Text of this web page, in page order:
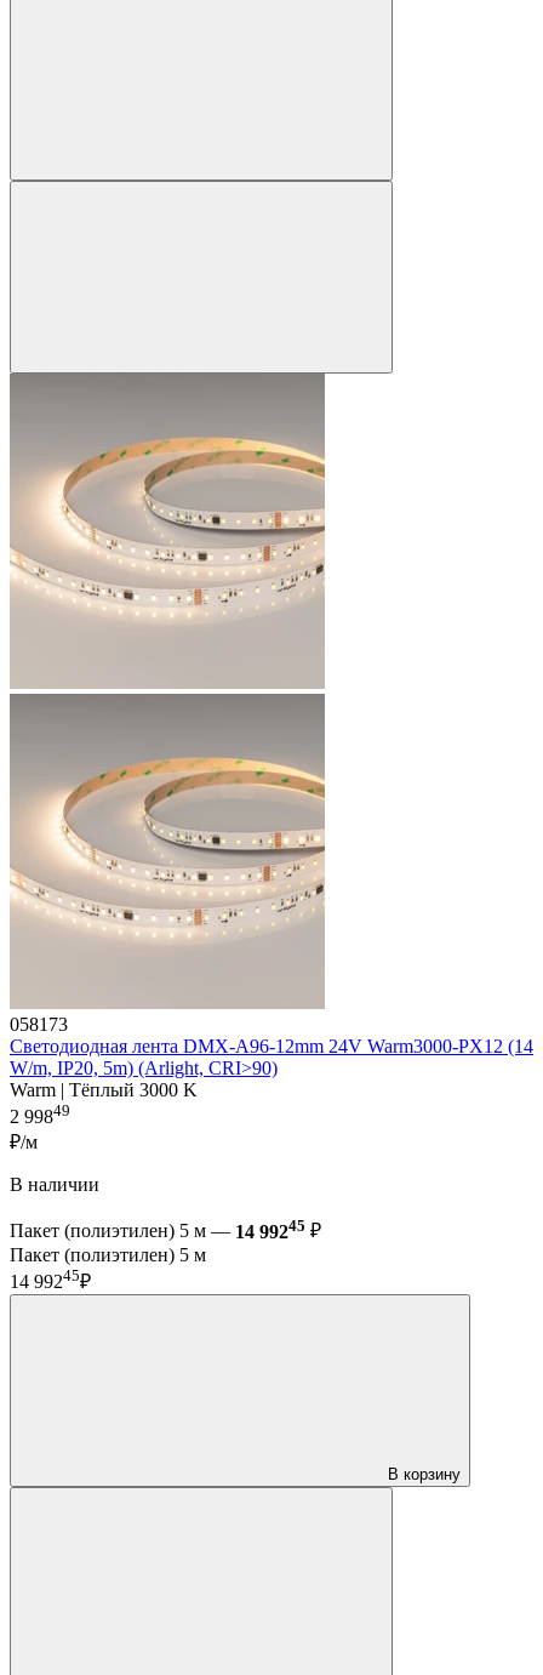
058173
Светодиодная лента DMX-A96-12mm 24V Warm3000-PX12 (14
W/m, IP20, 5m) (Arlight, CRI>90)
Warm | Тёплый 3000 K
2 99849
₽/м
В наличии
Пакет (полиэтилен) 5 м — 14 99245 ₽
Пакет (полиэтилен) 5 м
14 99245₽
В корзину